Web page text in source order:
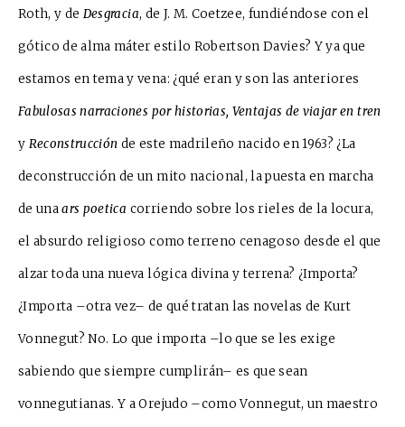
Roth, y de Desgracia, de J. M. Coetzee, fundiéndose con el
gótico de alma máter estilo Robertson Davies? Y ya que
estamos en tema y vena: ¿qué eran y son las anteriores
Fabulosas narraciones por historias, Ventajas de viajar en tren
y Reconstrucción de este madrileño nacido en 1963? ¿La
deconstrucción de un mito nacional, la puesta en marcha
de unaars poetica corriendo sobre los rieles de la locura,
el absurdo religioso como terreno cenagoso desde el que
alzar toda una nueva lógica divina y terrena? ¿Importa?
¿Importa –otra vez– de qué tratan las novelas de Kurt
Vonnegut? No. Lo que importa –lo que se les exige
sabiendo que siempre cumplirán– es que sean
vonnegutianas. Y a Orejudo –como Vonnegut, un maestro